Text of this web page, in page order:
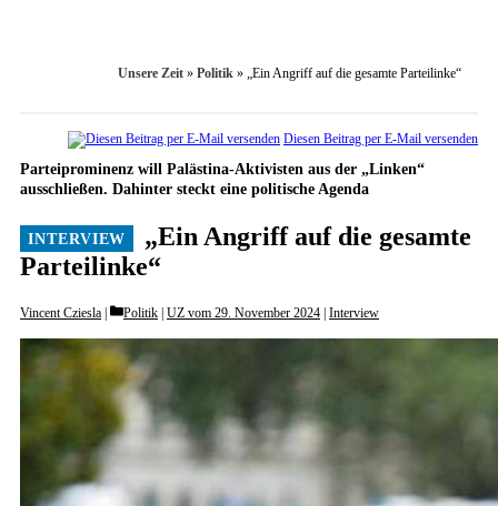
Unsere Zeit » Politik » „Ein Angriff auf die gesamte Parteilinke“
Diesen Beitrag per E-Mail versenden
Parteiprominenz will Palästina-Aktivisten aus der „Linken“
ausschließen. Dahinter steckt eine politische Agenda
„Ein Angriff auf die gesamte
Parteilinke“
Vincent Cziesla Categories
Politik UZ vom 29. November 2024 Interview